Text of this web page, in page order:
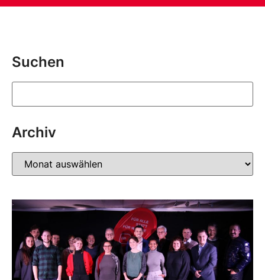
Suchen
Archiv